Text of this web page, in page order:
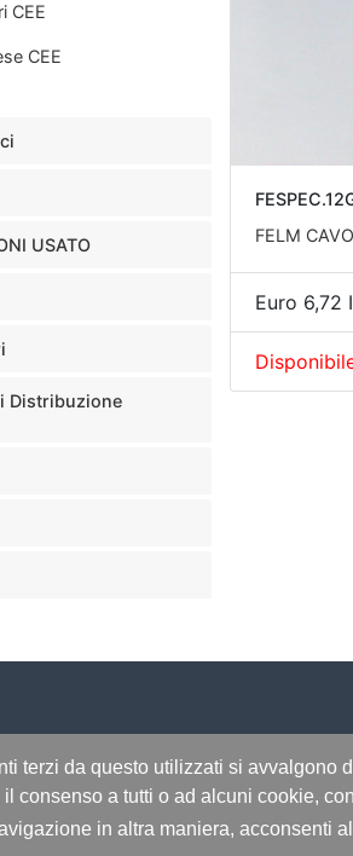
terzi da questo utilizzati si
consenso a tutti o ad alcuni cookie,
in altra maniera, acconsenti
CEE
CEE
USATO
Distribuzione
FELM
Euro 6,72
Service S.r.l. - Tutti i diritti sono